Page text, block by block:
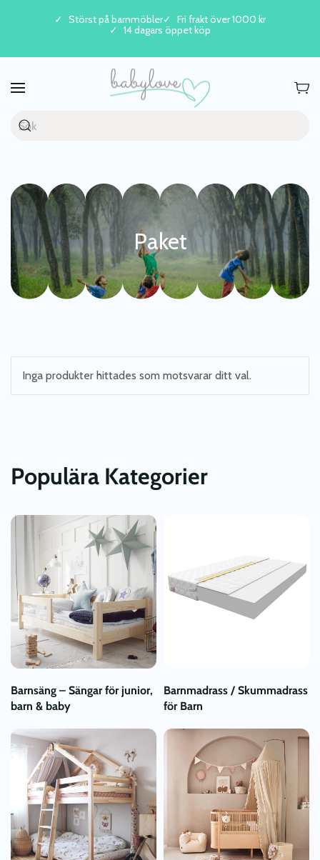
Skip to main content
Störst på barnmöbler
Fri frakt över 1000 kr
14 dagars öppet köp
Paket
Inga produkter hittades som motsvarar ditt val.
Populära Kategorier
Barnsäng – Sängar för junior,
barn & baby
Barnmadrass / Skummadrass
för Barn